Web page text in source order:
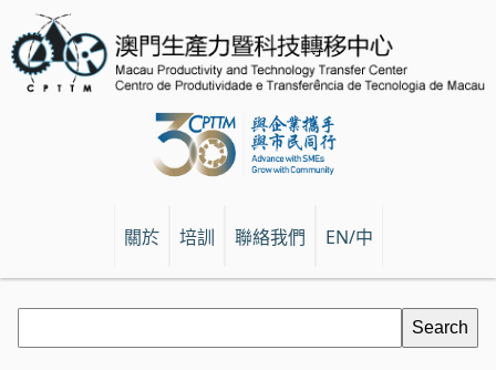
關於 培訓 聯絡我們 EN/中